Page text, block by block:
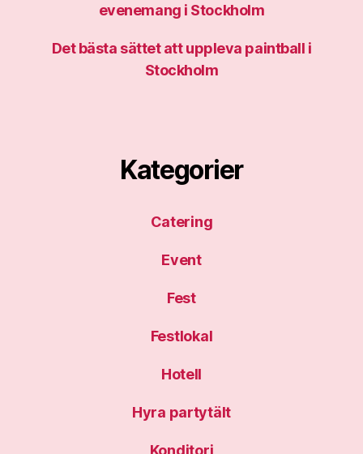
evenemang i Stockholm
Det bästa sättet att uppleva paintball i
Stockholm
Kategorier
Catering
Event
Fest
Festlokal
Hotell
Hyra partytält
Konditori